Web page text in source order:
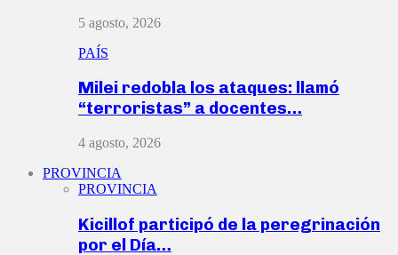
5 agosto, 2026
PAÍS
Milei redobla los ataques: llamó
“terroristas” a docentes…
4 agosto, 2026
PROVINCIA
PROVINCIA
Kicillof participó de la peregrinación
por el Día…